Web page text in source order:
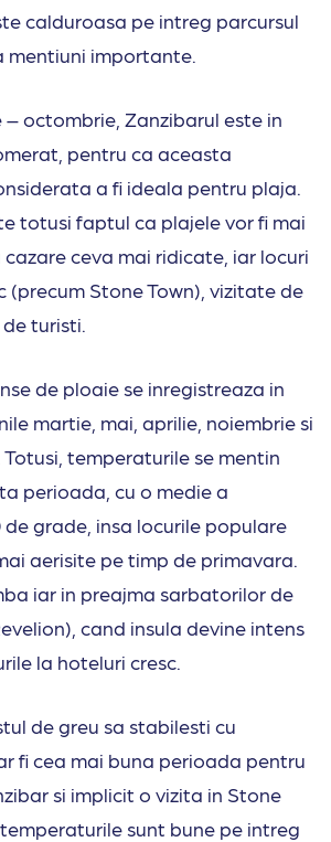
calduroasa pe intreg parcursul
mentiuni importante.
– octombrie, Zanzibarul este in
pentru ca aceasta
a fi ideala pentru plaja.
totusi faptul ca plajele vor fi mai
ceva mai ridicate, iar locuri
(precum Stone Town), vizitate de
turisti.
de ploaie se inregistreaza in
martie, mai, aprilie, noiembrie si
temperaturile se mentin
perioada, cu o medie a
de grade, insa locurile populare
aerisite pe timp de primavara.
iar in preajma sarbatorilor de
cand insula devine intens
la hoteluri cresc.
de greu sa stabilesti cu
fi cea mai buna perioada pentru
si implicit o vizita in Stone
sunt bune pe intreg